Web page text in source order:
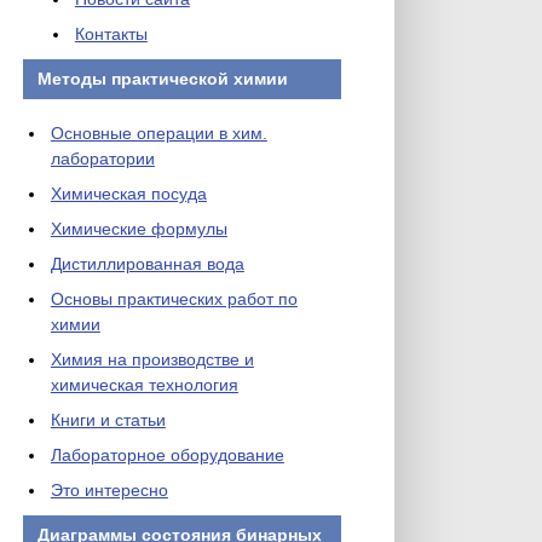
Контакты
Методы практической химии
Основные операции в хим.
лаборатории
Химическая посуда
Химические формулы
Дистиллированная вода
Основы практических работ по
химии
Химия на производстве и
химическая технология
Книги и статьи
Лабораторное оборудование
Это интересно
Диаграммы состояния бинарных